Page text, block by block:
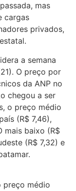
mas
cargas
privados,
a semana
O preço por
da ANP no
chegou a ser
o preço médio
(R$ 7,46),
mais baixo (R$
(R$ 7,32) e
preço médio